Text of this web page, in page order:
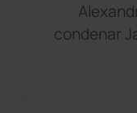
condenar